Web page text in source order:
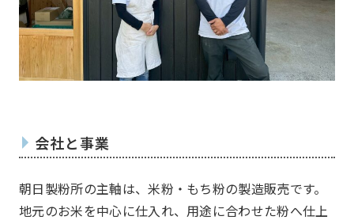
お知らせ What’s new
会社と事業
朝日製粉所の主軸は、米粉・もち粉の製造販売です。
地元のお米を中心に仕入れ、用途に合わせた粉へ仕上